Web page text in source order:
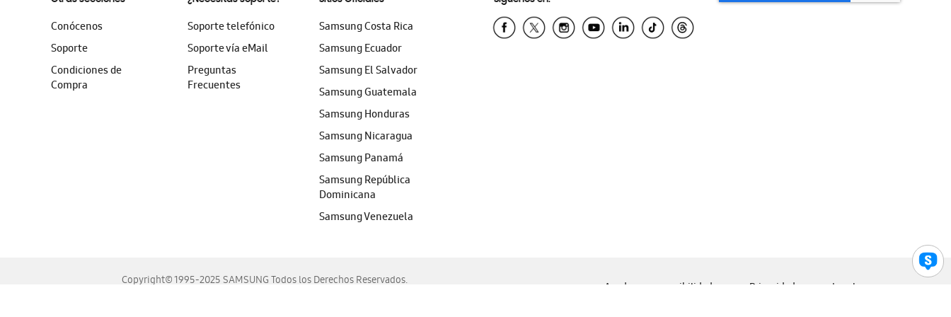
Conócenos
Soporte
Condiciones de
Compra
Soporte telefónico
Soporte vía eMail
Preguntas
Frecuentes
Samsung Costa Rica
Samsung Ecuador
Samsung El Salvador
Samsung Guatemala
Samsung Honduras
Samsung Nicaragua
Samsung Panamá
Samsung República
Dominicana
Samsung Venezuela
Copyright© 1995-2025 SAMSUNG Todos los Derechos Reservados.
Ayuda para accesibilidad Privacidad Legal